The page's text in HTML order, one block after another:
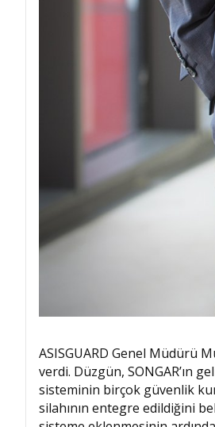
ASISGUARD Genel Müdürü
verdi. Düzgün, SONGAR’ın
sisteminin birçok güvenlik
silahının entegre edildiğini